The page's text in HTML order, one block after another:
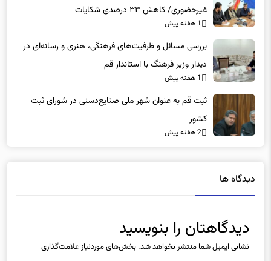
بررسی مسائل و ظرفیت‌های فرهنگی، هنری و رسانه‌ای در
دیدار وزیر فرهنگ با استاندار قم
1 هفته پیش
ثبت قم به عنوان شهر ملی صنایع‌دستی در شورای ثبت
کشور
2 هفته پیش
نشانی ایمیل شما منتشر نخواهد شد.بخش‌های موردنیاز علامت‌گذاری
شده‌اند*